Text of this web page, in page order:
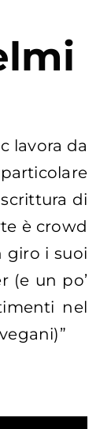
lavora da
di
è crowd
giro i suoi
(e un po’
nel